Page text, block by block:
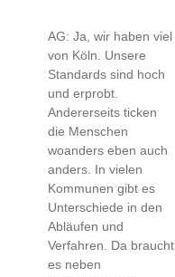
AG: Ja, wir haben viel
von Köln. Unsere
Standards sind hoch
und erprobt.
Andererseits ticken
die Menschen
woanders eben auch
anders. In vielen
Kommunen gibt es
Unterschiede in den
Abläufen und
Verfahren. Da braucht
es neben